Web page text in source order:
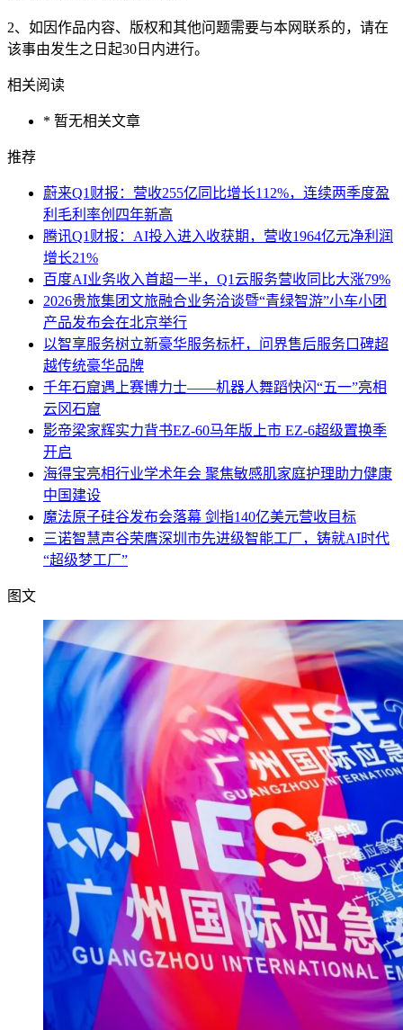
2、如因作品内容、版权和其他问题需要与本网联系的，请在
该事由发生之日起30日内进行。
相关阅读
* 暂无相关文章
推荐
蔚来Q1财报：营收255亿同比增长112%，连续两季度盈
利毛利率创四年新高
腾讯Q1财报：AI投入进入收获期，营收1964亿元净利润
增长21%
百度AI业务收入首超一半，Q1云服务营收同比大涨79%
2026贵旅集团文旅融合业务洽谈暨“青绿智游”小车小团
产品发布会在北京举行
以智享服务树立新豪华服务标杆，问界售后服务口碑超
越传统豪华品牌
千年石窟遇上赛博力士——机器人舞蹈快闪“五一”亮相
云冈石窟
影帝梁家辉实力背书EZ-60马年版上市 EZ-6超级置换季
开启
海得宝亮相行业学术年会 聚焦敏感肌家庭护理助力健康
中国建设
魔法原子硅谷发布会落幕 剑指140亿美元营收目标
三诺智慧声谷荣膺深圳市先进级智能工厂，铸就AI时代
“超级梦工厂”
图文